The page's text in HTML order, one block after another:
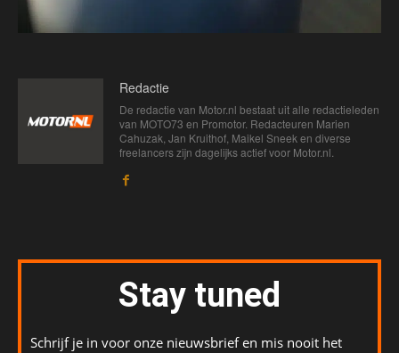
Redactie
De redactie van Motor.nl bestaat uit alle redactieleden
van MOTO73 en Promotor. Redacteuren Marien
Cahuzak, Jan Kruithof, Maikel Sneek en diverse
freelancers zijn dagelijks actief voor Motor.nl.
Stay tuned
Schrijf je in voor onze nieuwsbrief en mis nooit het